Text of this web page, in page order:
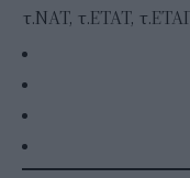
τ.ΝΑΤ, τ.ΕΤΑΤ,